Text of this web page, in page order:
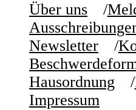
Über uns
Newsletter
Hausordnung
Impressum